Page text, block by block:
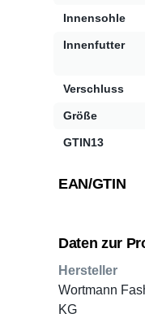
Innensohle
Innenfutter
Verschluss
Größe
GTIN13
EAN/GTIN
Daten zur
Hersteller
Wortmann
KG